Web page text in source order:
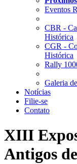
Eventos
CBR -
Histórica
CGR -
Histórica
Rally
Galeria
Notícias
Filie-se
Contato
XIII
Antigos